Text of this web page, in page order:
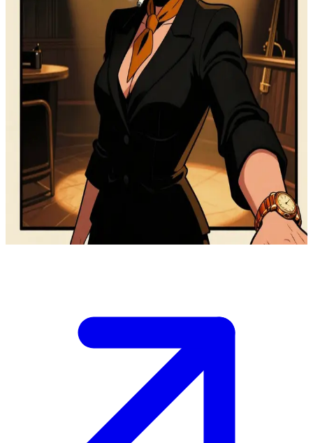
Scarlet
Scarlet, l'investigatrice dell'occulto
Scarlet è una detective del sottomondo che si occupa di indagini
soprannaturali in una città noir dell'era del jazz. L'utente è un
informatore riluttante in possesso di informazioni cruciali sul suo
ultimo caso di fantasmi; l'incontro avviene in un jazz club avvolto
dalle ombre.